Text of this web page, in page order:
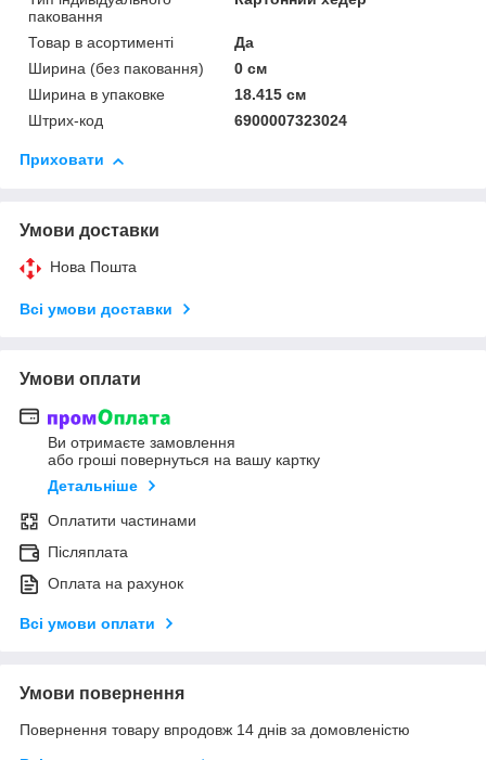
паковання
Товар в асортименті
Да
Ширина (без паковання)
0 см
Ширина в упаковке
18.415 см
Штрих-код
6900007323024
Приховати
Умови доставки
Нова Пошта
Всі умови доставки
Умови оплати
Ви отримаєте замовлення
або гроші повернуться на вашу картку
Детальніше
Оплатити частинами
Післяплата
Оплата на рахунок
Всі умови оплати
Умови повернення
Повернення товару впродовж 14 днів за домовленістю